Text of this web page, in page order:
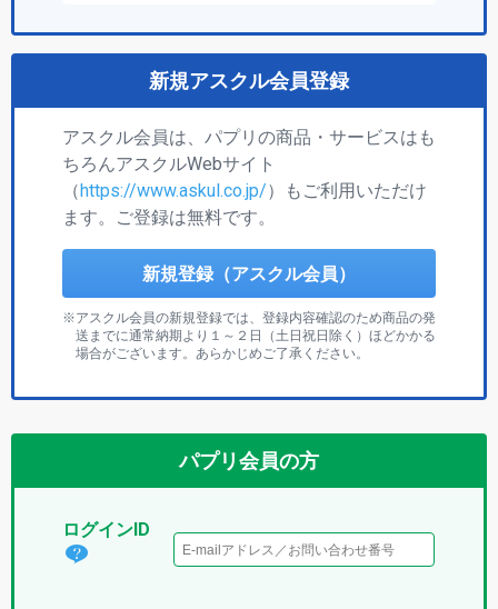
新規アスクル会員登録
アスクル会員は、パプリの商品・サービスはも
ちろんアスクルWebサイト
（https://www.askul.co.jp/）もご利用いただけ
ます。ご登録は無料です。
新規登録（アスクル会員）
アスクル会員の新規登録では、登録内容確認のため商品の発
送までに通常納期より１～２日（土日祝日除く）ほどかかる
場合がございます。あらかじめご了承ください。
パプリ会員の方
ログインID
ログ